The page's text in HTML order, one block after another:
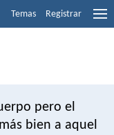
Temas Registrar
pero el
bien a aquel